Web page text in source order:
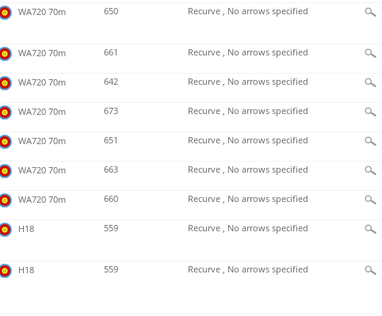
WA720 70m 650 Recurve , No arrows specified
WA720 70m 661 Recurve , No arrows specified
WA720 70m 642 Recurve , No arrows specified
WA720 70m 673 Recurve , No arrows specified
WA720 70m 651 Recurve , No arrows specified
WA720 70m 663 Recurve , No arrows specified
WA720 70m 660 Recurve , No arrows specified
H18 559 Recurve , No arrows specified
H18 559 Recurve , No arrows specified